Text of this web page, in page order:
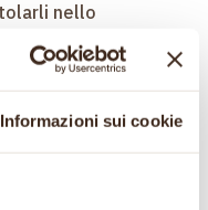
Informazioni sui cookie
nello
a 180°
Ottimi per
no per
alla panna.